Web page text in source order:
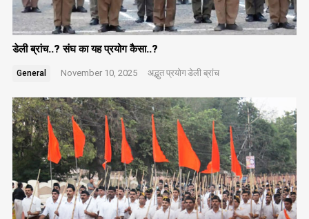
डेली ब्रांच..? संघ का यह प्रयोग कैसा..?
General November 10, 2025 अद्भुत प्रयोगडेली ब्रांच